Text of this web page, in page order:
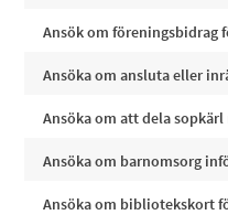
Ansök om föreningsbidrag
Ansöka om ansluta eller
Ansöka om att dela sopkärl
Ansöka om barnomsorg
Ansöka om bibliotekskort